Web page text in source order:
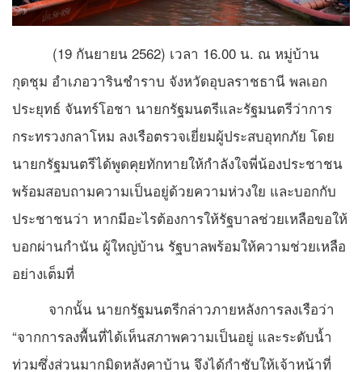
(19 กันยายน 2562) เวลา 16.00 น. ณ หมู่บ้าน
กุดชุม อำเภอวารินชำราบ จังหวัดอุบลราชธานี พลเอก
ประยุทธ์ จันทร์โอชา นายกรัฐมนตรีและรัฐมนตรีว่าการ
กระทรวงกลาโหม ลงเรือตรวจเยี่ยมผู้ประสบอุทกภัย โดย
นายกรัฐมนตรีได้พูดคุยทักทายให้กำลังใจพี่น้องประชาชน
พร้อมสอบถามความเป็นอยู่ด้วยความห่วงใย และบอกกับ
ประชาชนว่า หากมีอะไรต้องการให้รัฐบาลช่วยเหลือขอให้
บอกผ่านกำนัน ผู้ใหญ่บ้าน รัฐบาลพร้อมให้ความช่วยเหลือ
อย่างเต็มที่
จากนั้น นายกรัฐมนตรีกล่าวภายหลังการลงเรือว่า
“จากการลงพื้นที่ได้เห็นสภาพความเป็นอยู่ และระดับน้ำ
ท่วมซึ่งส่วนมากมิดหลังคาบ้าน จึงได้กำชับให้เจ้าหน้าที่